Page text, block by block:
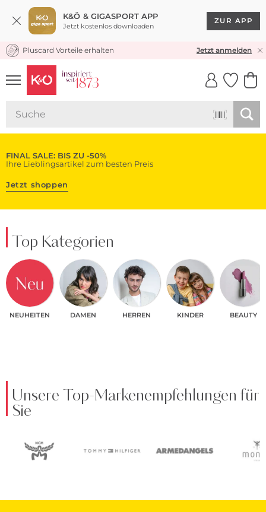
K&Ö & GIGASPORT APP
Jetzt kostenlos downloaden
ZUR APP
KOSTENLOSER VERSAND* & RÜCKVERSAND
Pluscard Vorteile erhalten Jetzt anmelden
UNSERE APP
CLICK &
FINAL SALE: BIS ZU -50%
Ihre Lieblingsartikel zum besten Preis
Jetzt shoppen
Top Kategorien
NEUHEITEN DAMEN HERREN KINDER BEAUTY
Unsere Top-Markenempfehlungen für
Sie